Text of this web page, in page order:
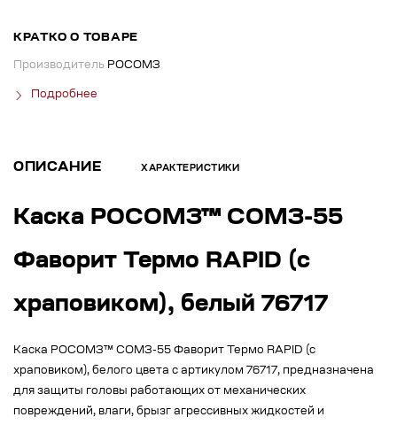
КРАТКО О ТОВАРЕ
Производитель РОСОМЗ
Подробнее
ОПИСАНИЕ ХАРАКТЕРИСТИКИ
Каска РОСОМЗ™ СОМЗ-55
Фаворит Термо RAPID (с
храповиком), белый 76717
Каска РОСОМЗ™ СОМЗ-55 Фаворит Термо RAPID (с
храповиком), белого цвета с артикулом 76717, предназначена
для защиты головы работающих от механических
повреждений, влаги, брызг агрессивных жидкостей и